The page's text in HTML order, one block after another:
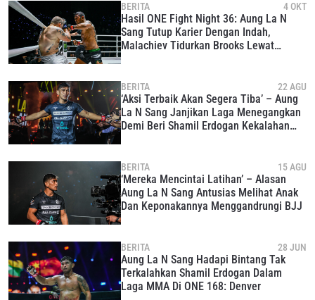
BERITA 4 OKT
Hasil ONE Fight Night 36: Aung La N
Sang Tutup Karier Dengan Indah,
Malachiev Tidurkan Brooks Lewat
BERITA 22 AGU
‘Aksi Terbaik Akan Segera Tiba’ – Aung
La N Sang Janjikan Laga Menegangkan
Demi Beri Shamil Erdogan Kekalahan
BERITA 15 AGU
‘Mereka Mencintai Latihan’ – Alasan
Aung La N Sang Antusias Melihat Anak
Dan Keponakannya Menggandrungi BJJ
BERITA 28 JUN
Aung La N Sang Hadapi Bintang Tak
Terkalahkan Shamil Erdogan Dalam
Laga MMA Di ONE 168: Denver